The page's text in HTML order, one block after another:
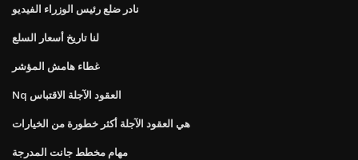
نادر ضلع رئيس الوزراء الفيديو
لنا تاريخ أسعار السلع
غطاء هامش المؤشر
Nq العقود الآجلة الاقتباس
هي العقود الآجلة أكثر خطورة من الخيارات
مهام مخطط جانت المدرجة